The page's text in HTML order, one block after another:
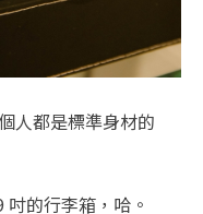
人都是標準身材的
的行李箱，哈。